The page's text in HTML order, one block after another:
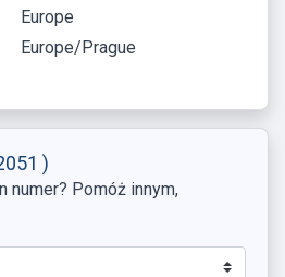
Europe
Europe/Prague
)
numer? Pomóż innym,